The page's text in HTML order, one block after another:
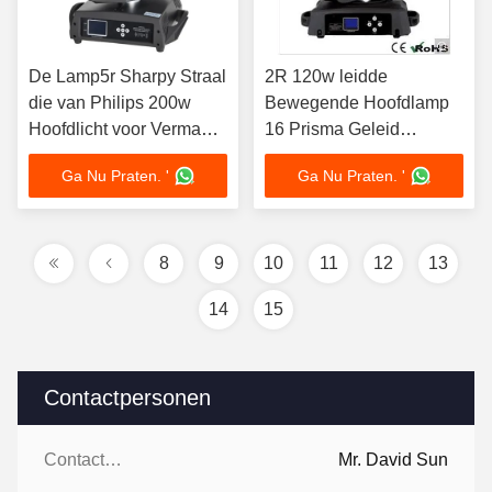
Contactpersonen
Contactpersonen: Mr. David Sun
De Lamp5r Sharpy Straal
die van Philips 200w
Hoofdlicht voor Vermaak
bewegen
Ga Nu Praten. '
2R 120w leidde
Bewegende Hoofdlamp
16 Prisma Geleid
Bewegend
Hoofdstadiumlicht
Ga Nu Praten. '
8 9 10 11 12 13
14 15